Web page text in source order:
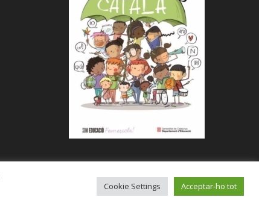
Cookie Settings Acceptar-ho tot